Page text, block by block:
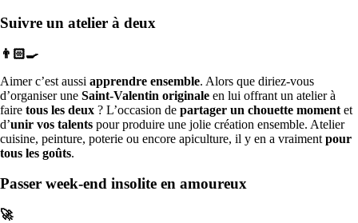
Suivre un atelier à deux
👨🏻‍🍳
Aimer c’est aussi apprendre ensemble. Alors que diriez-vous
d’organiser une Saint-Valentin originale en lui offrant un atelier à
faire tous les deux ? L’occasion de partager un chouette moment et
d’unir vos talents pour produire une jolie création ensemble. Atelier
cuisine, peinture, poterie ou encore apiculture, il y en a vraiment pour
tous les goûts.
Passer week-end insolite en amoureux
🚀